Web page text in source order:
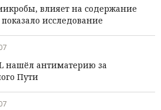
влияет на содержание
исследование
нашёл антиматерию за
Пути